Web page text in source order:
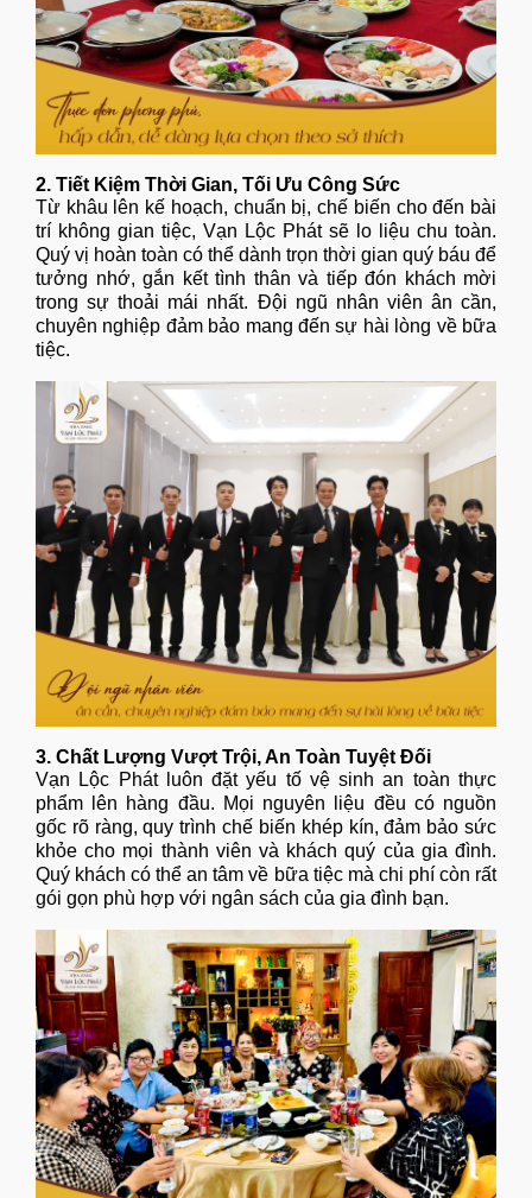
2. Tiết Kiệm Thời Gian, Tối Ưu Công Sức
Từ khâu lên kế hoạch, chuẩn bị, chế biến cho đến bài
trí không gian tiệc, Vạn Lộc Phát sẽ lo liệu chu toàn.
Quý vị hoàn toàn có thể dành trọn thời gian quý báu để
tưởng nhớ, gắn kết tình thân và tiếp đón khách mời
trong sự thoải mái nhất. Đội ngũ nhân viên ân cần,
chuyên nghiệp đảm bảo mang đến sự hài lòng về bữa
tiệc.
3. Chất Lượng Vượt Trội, An Toàn Tuyệt Đối
Vạn Lộc Phát luôn đặt yếu tố vệ sinh an toàn thực
phẩm lên hàng đầu. Mọi nguyên liệu đều có nguồn
gốc rõ ràng, quy trình chế biến khép kín, đảm bảo sức
khỏe cho mọi thành viên và khách quý của gia đình.
Quý khách có thể an tâm về bữa tiệc mà chi phí còn rất
gói gọn phù hợp với ngân sách của gia đình bạn.